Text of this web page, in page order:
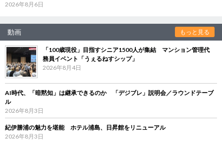
2026年8月6日
動画 もっと見る
「100歳現役」目指すシニア1500人が集結 マンション管理代
務員イベント「うぇるねすシップ」
2026年8月4日
AI時代、「暗黙知」は継承できるのか 「デジブレ」説明会／ラウンドテーブ
ル
2026年8月3日
紀伊勝浦の魅力を堪能 ホテル浦島、日昇館をリニューアル
2026年8月3日